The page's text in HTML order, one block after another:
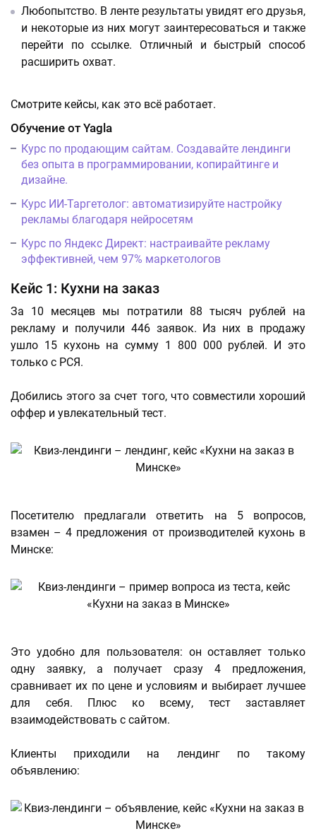
Любопытство. В ленте результаты увидят его друзья,
и некоторые из них могут заинтересоваться и также
перейти по ссылке. Отличный и быстрый способ
расширить охват.
Смотрите кейсы, как это всё работает.
Обучение от Yagla
Курс по продающим сайтам. Создавайте лендинги
без опыта в программировании, копирайтинге и
дизайне.
Курс ИИ-Таргетолог: автоматизируйте настройку
рекламы благодаря нейросетям
Курс по Яндекс Директ: настраивайте рекламу
эффективней, чем 97% маркетологов
Кейс 1: Кухни на заказ
За 10 месяцев мы потратили 88 тысяч рублей на
рекламу и получили 446 заявок. Из них в продажу
ушло 15 кухонь на сумму 1 800 000 рублей. И это
только с РСЯ.
Добились этого за счет того, что совместили хороший
оффер и увлекательный тест.
Посетителю предлагали ответить на 5 вопросов,
взамен – 4 предложения от производителей кухонь в
Минске:
Это удобно для пользователя: он оставляет только
одну заявку, а получает сразу 4 предложения,
сравнивает их по цене и условиям и выбирает лучшее
для себя. Плюс ко всему, тест заставляет
взаимодействовать с сайтом.
Клиенты приходили на лендинг по такому
объявлению: